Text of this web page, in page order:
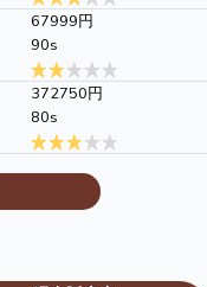
67999円
90s
372750円
80s